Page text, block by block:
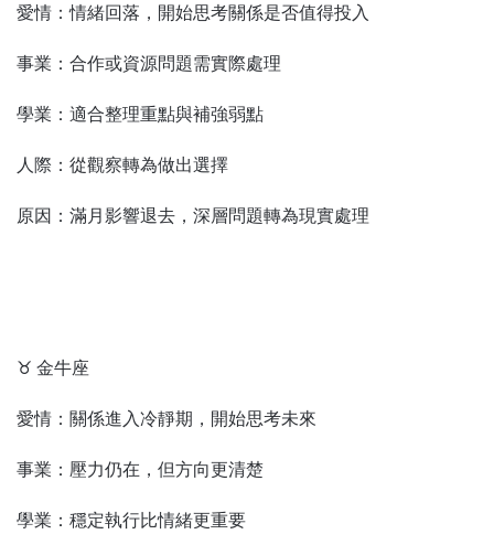
愛情：情緒回落，開始思考關係是否值得投入
事業：合作或資源問題需實際處理
學業：適合整理重點與補強弱點
人際：從觀察轉為做出選擇
原因：滿月影響退去，深層問題轉為現實處理
♉ 金牛座
愛情：關係進入冷靜期，開始思考未來
事業：壓力仍在，但方向更清楚
學業：穩定執行比情緒更重要